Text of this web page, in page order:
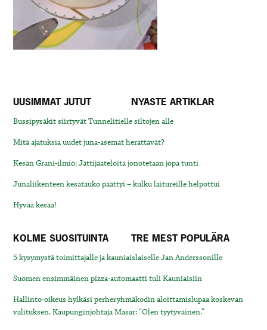
UUSIMMAT JUTUT NYASTE ARTIKLAR
Bussipysäkit siirtyvät Tunnelitielle siltojen alle
Mitä ajatuksia uudet juna-asemat herättävät?
Kesän Grani-ilmiö: Jättijäätelöitä jonotetaan jopa tunti
Junaliikenteen kesätauko päättyi – kulku laitureille helpottui
Hyvää kesää!
KOLME SUOSITUINTA TRE MEST POPULÄRA
5 kysymystä toimittajalle ja kauniaislaiselle Jan Anderssonille
Suomen ensimmäinen pizza-automaatti tuli Kauniaisiin
Hallinto-oikeus hylkäsi perheryhmäkodin aloittamislupaa koskevan
valituksen. Kaupunginjohtaja Masar: “Olen tyytyväinen.”